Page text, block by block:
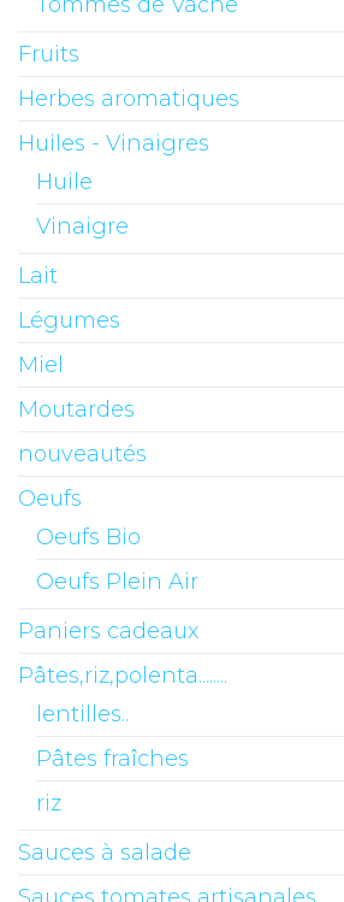
Fruits
Herbes aromatiques
Huiles - Vinaigres
Huile
Vinaigre
Lait
Légumes
Miel
Moutardes
nouveautés
Oeufs
Oeufs Bio
Oeufs Plein Air
Paniers cadeaux
Pâtes,riz,polenta........
lentilles..
Pâtes fraîches
riz
Sauces à salade
Sauces tomates artisanales